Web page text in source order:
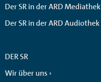
Der SR in der ARD Mediathek
Der SR in der ARD Audiothek
DER SR
Wir über uns